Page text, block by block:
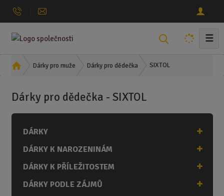
a
☰
Ú
d
s
a
a
Dárky pro muže Dárky pro dědečka SIXTOL
Dárky pro dědečka - SIXTOL
DÁRKY
DÁRKY K NAROZENINÁM
DÁRKY K PŘÍLEŽITOSTEM
DÁRKY PODLE ZÁJMŮ